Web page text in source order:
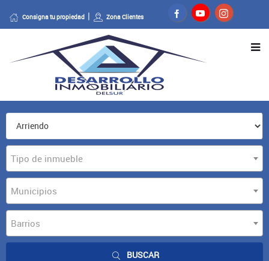
Consigna tu propiedad Zona Clientes
Tipo de inmueble
Municipios
Barrios
BUSCAR